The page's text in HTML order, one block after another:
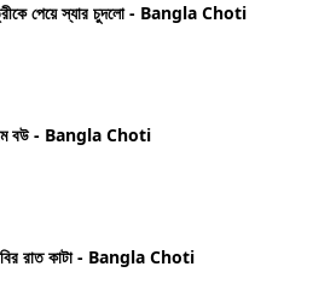
পেয়ে স্যার চুদলো - Bangla Choti
বউ - Bangla Choti
রাত কাটা - Bangla Choti